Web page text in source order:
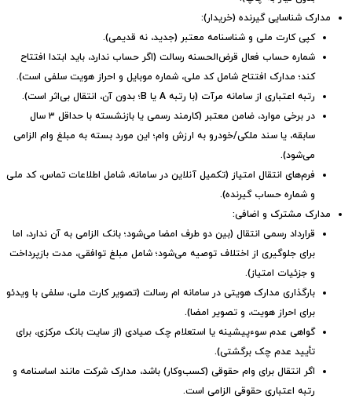
مدارک شناسایی گیرنده (خریدار):
کپی کارت ملی و شناسنامه معتبر (جدید، نه قدیمی).
شماره حساب فعال قرض‌الحسنه رسالت (اگر حساب ندارد، باید ابتدا افتتاح
کند؛ مدارک افتتاح شامل کد ملی، شماره موبایل و احراز هویت سلفی است).
رتبه اعتباری از سامانه مرآت (با رتبه A یا B؛ بدون آن، انتقال بی‌اثر است).
در برخی موارد، ضامن معتبر (کارمند رسمی یا بازنشسته با حداقل ۳ سال
سابقه، یا سند ملکی/خودرو به ارزش وام؛ این مورد بسته به مبلغ وام الزامی
می‌شود).
فرم‌های انتقال امتیاز (تکمیل آنلاین در سامانه، شامل اطلاعات تماس، کد ملی
و شماره حساب گیرنده).
مدارک مشترک و اضافی:
قرارداد رسمی انتقال (بین دو طرف امضا می‌شود؛ بانک الزامی به آن ندارد، اما
برای جلوگیری از اختلاف توصیه می‌شود؛ شامل مبلغ توافقی، مدت بازپرداخت
و جزئیات امتیاز).
بارگذاری مدارک هویتی در سامانه ام رسالت (تصویر کارت ملی، سلفی با ویدئو
برای احراز هویت، و تصویر امضا).
گواهی عدم سوءپیشینه یا استعلام چک صیادی (از سایت بانک مرکزی، برای
تأیید عدم چک برگشتی).
اگر انتقال برای وام حقوقی (کسب‌وکار) باشد، مدارک شرکت مانند اساسنامه و
رتبه اعتباری حقوقی الزامی است.